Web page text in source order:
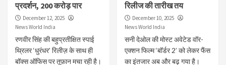
प्रदर्शन, 200 करोड़ पार
December 12, 2025
News World India
रणवीर सिंह की बहुप्रतीक्षित स्पाई
थ्रिलर ‘धुरंधर’ रिलीज़ के साथ ही
बॉक्स ऑफिस पर तूफ़ान मचा रही है।
रिलीज की तारीख तय
December 10, 2025
News World India
सनी देओल की मोस्ट अवेटेड वॉर-
एक्शन फिल्म ‘बॉर्डर 2’ को लेकर फैंस
का इंतजार अब और बढ़ गया है।